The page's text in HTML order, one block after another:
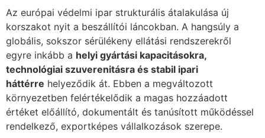
Az európai védelmi ipar strukturális átalakulása új
korszakot nyit a beszállítói láncokban. A hangsúly a
globális, sokszor sérülékeny ellátási rendszerekről
egyre inkább a helyi gyártási kapacitásokra,
technológiai szuverenitásra és stabil ipari
háttérre helyeződik át. Ebben a megváltozott
környezetben felértékelődik a magas hozzáadott
értéket előállító, dokumentált és tanúsított működéssel
rendelkező, exportképes vállalkozások szerepe.